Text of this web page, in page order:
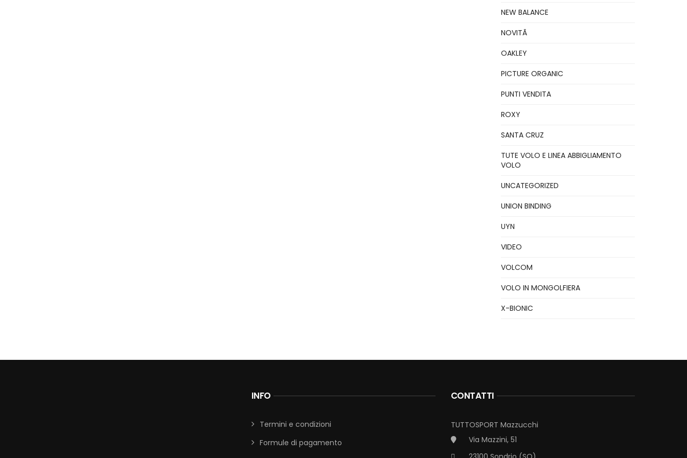
NEW BALANCE
NOVITÃ
OAKLEY
PICTURE ORGANIC
PUNTI VENDITA
ROXY
SANTA CRUZ
TUTE VOLO E LINEA ABBIGLIAMENTO
VOLO
UNCATEGORIZED
UNION BINDING
UYN
VIDEO
VOLCOM
VOLO IN MONGOLFIERA
X-BIONIC
INFO
Termini e condizioni
Formule di pagamento
CONTATTI
TUTTOSPORT Mazzucchi
Via Mazzini, 51